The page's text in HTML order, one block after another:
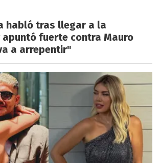
habló tras llegar a la
apuntó fuerte contra Mauro
a arrepentir"